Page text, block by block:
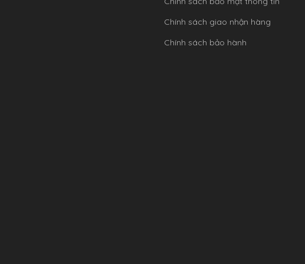
Chính sách giao nhận hàng
Chính sách bảo hành